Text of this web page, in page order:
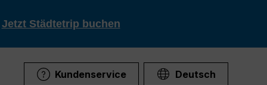
Jetzt Städtetrip buchen
Kundenservice Deutsch